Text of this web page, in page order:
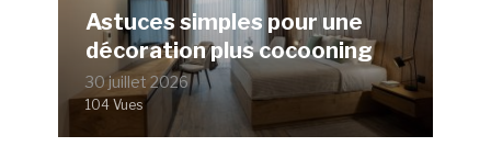
Astuces simples pour une
décoration plus cocooning
30 juillet 2026
104 Vues